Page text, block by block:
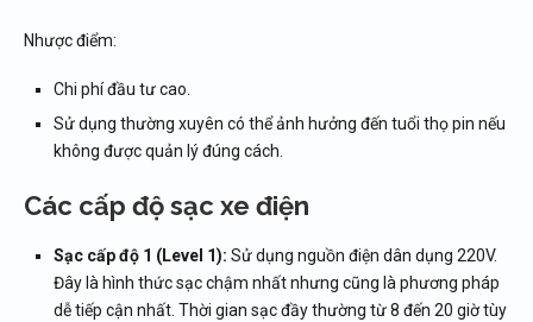
Nhược điểm:
Chi phí đầu tư cao.
Sử dụng thường xuyên có thể ảnh hưởng đến tuổi thọ pin nếu
không được quản lý đúng cách.
Các cấp độ sạc xe điện
Sạc cấp độ 1 (Level 1): Sử dụng nguồn điện dân dụng 220V.
Đây là hình thức sạc chậm nhất nhưng cũng là phương pháp
dễ tiếp cận nhất. Thời gian sạc đầy thường từ 8 đến 20 giờ tùy